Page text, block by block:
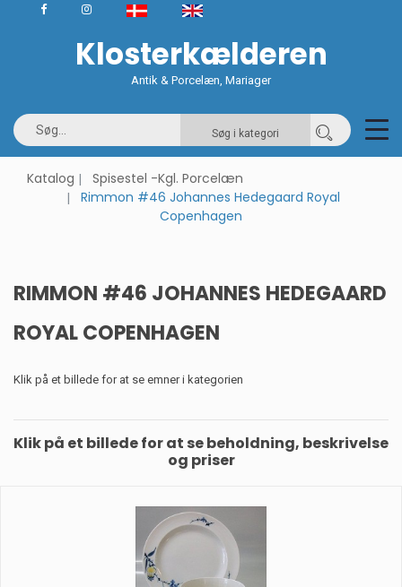
Klosterkælderen
Antik & Porcelæn, Mariager
Søg i kategori
Katalog
Spisestel -Kgl. Porcelæn
Rimmon #46 Johannes Hedegaard Royal
Copenhagen
RIMMON #46 JOHANNES HEDEGAARD
ROYAL COPENHAGEN
Klik på et billede for at se emner i kategorien
Klik på et billede for at se beholdning, beskrivelse
og priser